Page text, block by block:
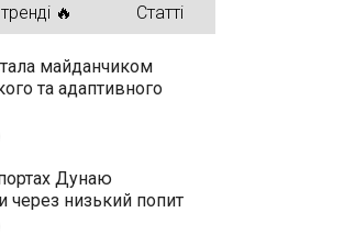
🔥 Статті
майданчиком
та адаптивного
Дунаю
через низький попит